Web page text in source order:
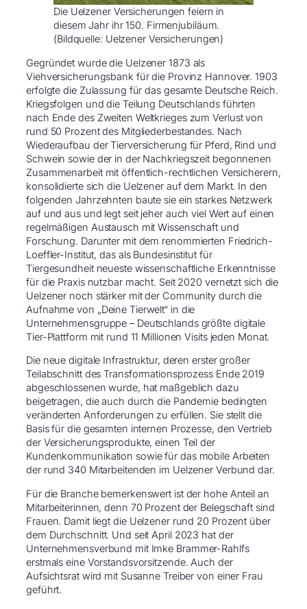
Die Uelzener Versicherungen feiern in
diesem Jahr ihr 150. Firmenjubiläum.
(Bildquelle: Uelzener Versicherungen)
Gegründet wurde die Uelzener 1873 als
Viehversicherungsbank für die Provinz Hannover. 1903
erfolgte die Zulassung für das gesamte Deutsche Reich.
Kriegsfolgen und die Teilung Deutschlands führten
nach Ende des Zweiten Weltkrieges zum Verlust von
rund 50 Prozent des Mitgliederbestandes. Nach
Wiederaufbau der Tierversicherung für Pferd, Rind und
Schwein sowie der in der Nachkriegszeit begonnenen
Zusammenarbeit mit öffentlich-rechtlichen Versicherern,
konsolidierte sich die Uelzener auf dem Markt. In den
folgenden Jahrzehnten baute sie ein starkes Netzwerk
auf und aus und legt seit jeher auch viel Wert auf einen
regelmäßigen Austausch mit Wissenschaft und
Forschung. Darunter mit dem renommierten Friedrich-
Loeffler-Institut, das als Bundesinstitut für
Tiergesundheit neueste wissenschaftliche Erkenntnisse
für die Praxis nutzbar macht. Seit 2020 vernetzt sich die
Uelzener noch stärker mit der Community durch die
Aufnahme von „Deine Tierwelt“ in die
Unternehmensgruppe – Deutschlands größte digitale
Tier-Plattform mit rund 11 Millionen Visits jeden Monat.
Die neue digitale Infrastruktur, deren erster großer
Teilabschnitt des Transformationsprozess Ende 2019
abgeschlossenen wurde, hat maßgeblich dazu
beigetragen, die auch durch die Pandemie bedingten
veränderten Anforderungen zu erfüllen. Sie stellt die
Basis für die gesamten internen Prozesse, den Vertrieb
der Versicherungsprodukte, einen Teil der
Kundenkommunikation sowie für das mobile Arbeiten
der rund 340 Mitarbeitenden im Uelzener Verbund dar.
Für die Branche bemerkenswert ist der hohe Anteil an
Mitarbeiterinnen, denn 70 Prozent der Belegschaft sind
Frauen. Damit liegt die Uelzener rund 20 Prozent über
dem Durchschnitt. Und seit April 2023 hat der
Unternehmensverbund mit Imke Brammer-Rahlfs
erstmals eine Vorstandsvorsitzende. Auch der
Aufsichtsrat wird mit Susanne Treiber von einer Frau
geführt.